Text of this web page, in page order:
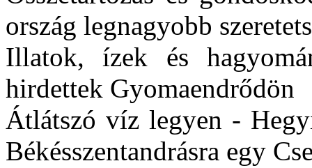
ország legnagyobb
Illatok, ízek és
hirdettek Gyomaendrődön
Átlátszó víz legyen -
Békésszentandrásra egy